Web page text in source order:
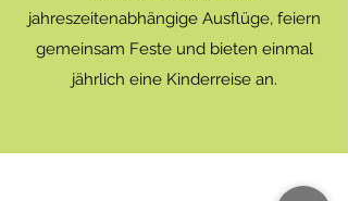
jahreszeitenabhängige Ausflüge, feiern
gemeinsam Feste und bieten einmal
jährlich eine Kinderreise an.